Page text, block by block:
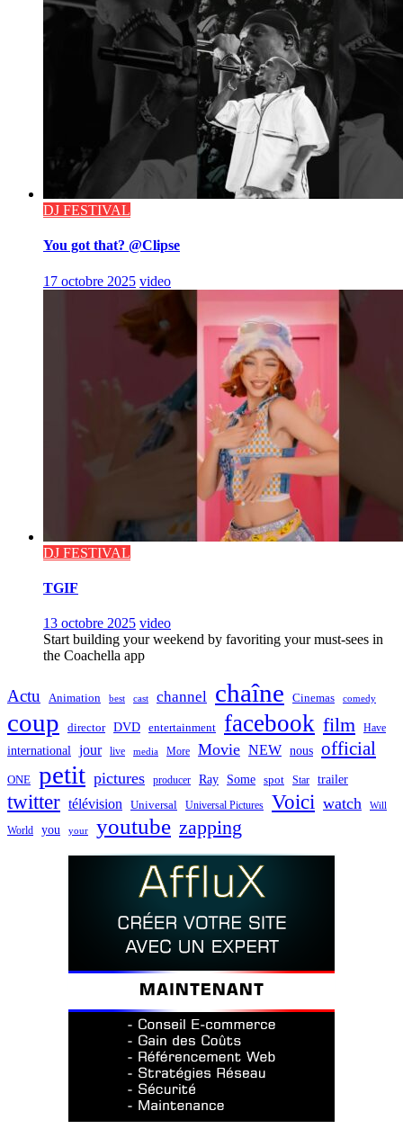
DJ FESTIVAL
You got that? @Clipse
17 octobre 2025 video
DJ FESTIVAL
TGIF
13 octobre 2025 video
Start building your weekend by favoriting your must-sees in
the Coachella app
Actu Animation best cast channel chaîne Cinemas comedy
coup director DVD entertainment facebook film Have
international jour live media More Movie NEW nous official
ONE petit pictures producer Ray Some spot Star trailer
twitter télévision Universal Universal Pictures Voici watch Will
World you your youtube zapping